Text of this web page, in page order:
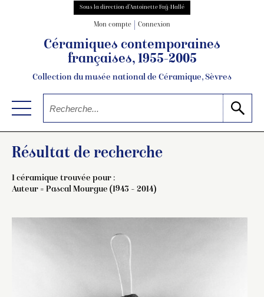
Sous la direction d’Antoinette Faÿ-Hallé
Mon compte Connexion
Céramiques contemporaines
françaises, 1955-2005
Collection du musée national de Céramique, Sèvres
Résultat de recherche
1 céramique trouvée pour :
Auteur = Pascal Mourgue (1943 – 2014)